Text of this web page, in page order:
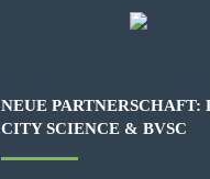
NEUE PARTNERSCHAFT:
CITY SCIENCE & BVSC